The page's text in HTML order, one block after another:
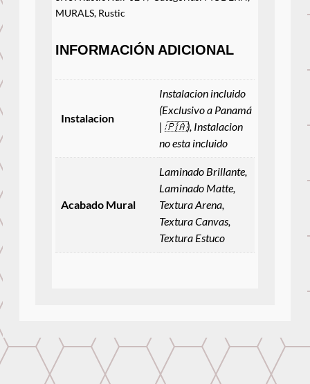
MURALS, Rustic
INFORMACIÓN ADICIONAL
Instalacion
Instalacion incluido
(Exclusivo a Panamá
| 🇵🇦), Instalacion
no esta incluido
Acabado Mural
Laminado Brillante,
Laminado Matte,
Textura Arena,
Textura Canvas,
Textura Estuco